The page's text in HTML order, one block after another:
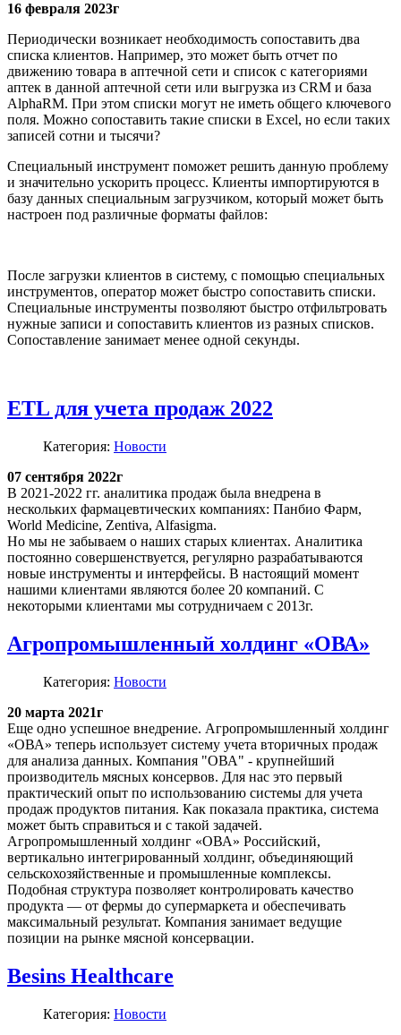
16 февраля 2023г
Периодически возникает необходимость сопоставить два
списка клиентов. Например, это может быть отчет по
движению товара в аптечной сети и список с категориями
аптек в данной аптечной сети или выгрузка из CRM и база
AlphaRM. При этом списки могут не иметь общего ключевого
поля. Можно сопоставить такие списки в Excel, но если таких
записей сотни и тысячи?
Специальный инструмент поможет решить данную проблему
и значительно ускорить процесс. Клиенты импортируются в
базу данных специальным загрузчиком, который может быть
настроен под различные форматы файлов:
После загрузки клиентов в систему, с помощью специальных
инструментов, оператор может быстро сопоставить списки.
Специальные инструменты позволяют быстро отфильтровать
нужные записи и сопоставить клиентов из разных списков.
Сопоставление занимает менее одной секунды.
ETL для учета продаж 2022
Категория: Новости
07 сентября 2022г
В 2021-2022 гг. аналитика продаж была внедрена в
нескольких фармацевтических компаниях: Панбио Фарм,
World Medicine, Zentiva, Alfasigma.
Но мы не забываем о наших старых клиентах. Аналитика
постоянно совершенствуется, регулярно разрабатываются
новые инструменты и интерфейсы. В настоящий момент
нашими клиентами являются более 20 компаний. С
некоторыми клиентами мы сотрудничаем с 2013г.
Агропромышленный холдинг «ОВА»
Категория: Новости
20 марта 2021г
Еще одно успешное внедрение. Агропромышленный холдинг
«ОВА» теперь использует систему учета вторичных продаж
для анализа данных. Компания "ОВА" - крупнейший
производитель мясных консервов. Для нас это первый
практический опыт по использованию системы для учета
продаж продуктов питания. Как показала практика, система
может быть справиться и с такой задачей.
Агропромышленный холдинг «ОВА» Российский,
вертикально интегрированный холдинг, объединяющий
сельскохозяйственные и промышленные комплексы.
Подобная структура позволяет контролировать качество
продукта — от фермы до супермаркета и обеспечивать
максимальный результат. Компания занимает ведущие
позиции на рынке мясной консервации.
Besins Healthcare
Категория: Новости